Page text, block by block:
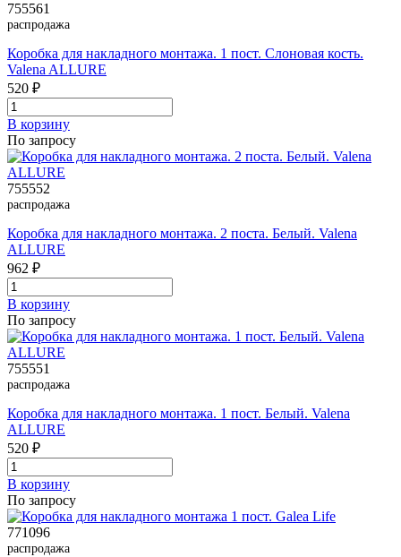
755561
распродажа
Коробка для накладного монтажа. 1 пост. Слоновая кость.
Valena ALLURE
520 ₽
В корзинy
По запросу
755552
распродажа
Коробка для накладного монтажа. 2 поста. Белый. Valena
ALLURE
962 ₽
В корзинy
По запросу
755551
распродажа
Коробка для накладного монтажа. 1 пост. Белый. Valena
ALLURE
520 ₽
В корзинy
По запросу
771096
распродажа